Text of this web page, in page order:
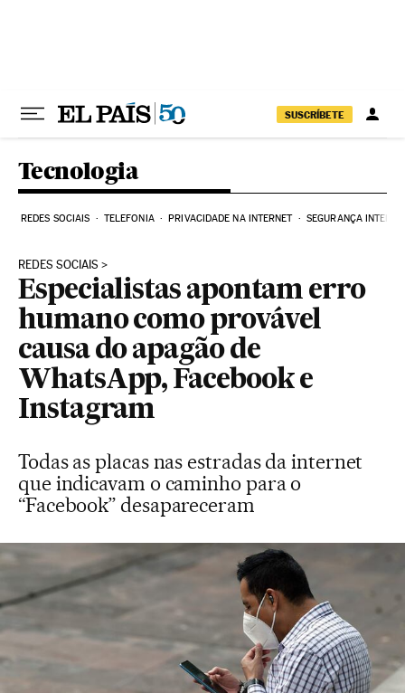
SUSCRÍBETE
Tecnologia
REDES SOCIAIS TELEFONIA PRIVACIDADE NA INTERNET SEGURANÇA
REDES SOCIAIS
Especialistas apontam erro
humano como provável
causa do apagão de
WhatsApp, Facebook e
Instagram
Todas as placas nas estradas da internet
que indicavam o caminho para o
“Facebook” desapareceram